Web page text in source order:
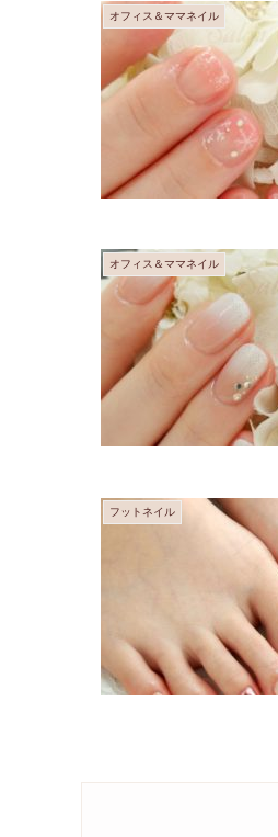
オフィス＆ママネイル
オフィス＆ママネイル
フットネイル